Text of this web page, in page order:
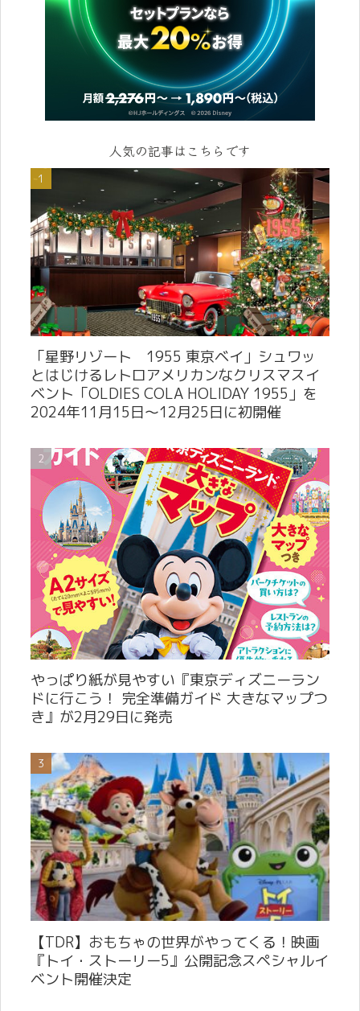
人気の記事はこちらです
「星野リゾート 1955 東京ベイ」シュワッ
とはじけるレトロアメリカンなクリスマスイ
ベント「OLDIES COLA HOLIDAY 1955」を
2024年11月15日～12月25日に初開催
やっぱり紙が見やすい『東京ディズニーラン
ドに行こう！ 完全準備ガイド 大きなマップつ
き』が2月29日に発売
【TDR】おもちゃの世界がやってくる！映画
『トイ・ストーリー5』公開記念スペシャルイ
ベント開催決定